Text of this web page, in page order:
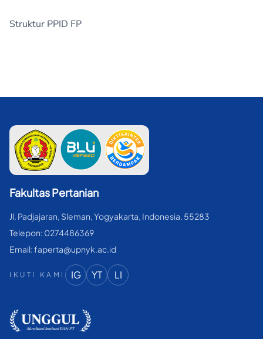
Struktur PPID FP
Fakultas Pertanian
Jl. Padjajaran, Sleman, Yogyakarta, Indonesia. 55283
Telepon: 0274486369
Email: faperta@upnyk.ac.id
IKUTI KAMI IG YT LI